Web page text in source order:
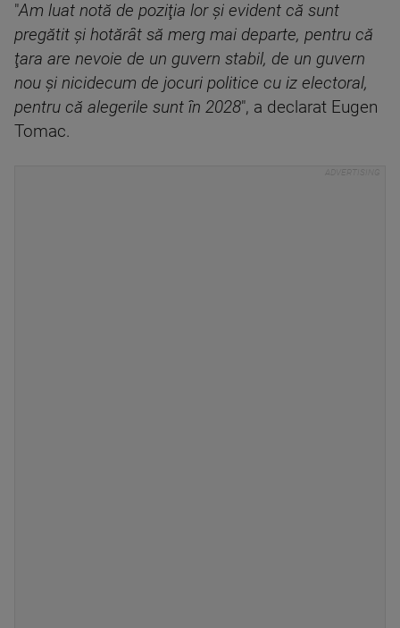
"Am luat notă de poziţia lor şi evident că sunt
pregătit şi hotărât să merg mai departe, pentru că
ţara are nevoie de un guvern stabil, de un guvern
nou şi nicidecum de jocuri politice cu iz electoral,
pentru că alegerile sunt în 2028", a declarat Eugen
Tomac.